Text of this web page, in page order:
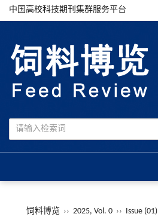
中国高校科技期刊集群服务平台
饲料博览 ›› 2025, Vol. 0 ›› Issue (01)